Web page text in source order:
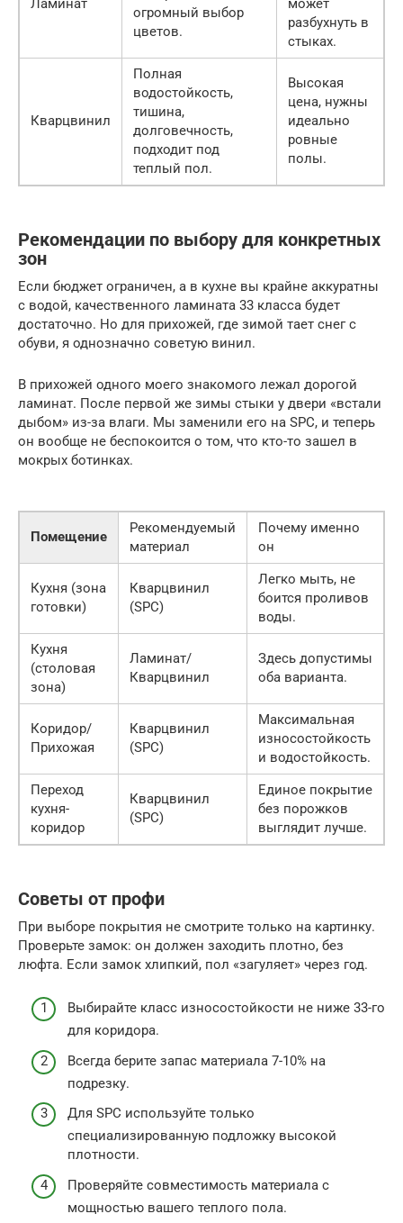
огромный выбор
цветов.
разбухнуть в
стыках.
Кварцвинил
Полная
водостойкость,
тишина,
долговечность,
подходит под
теплый пол.
Высокая
цена, нужны
идеально
ровные
полы.
Рекомендации по выбору для конкретных
зон
Если бюджет ограничен, а в кухне вы крайне аккуратны
с водой, качественного ламината 33 класса будет
достаточно. Но для прихожей, где зимой тает снег с
обуви, я однозначно советую винил.
В прихожей одного моего знакомого лежал дорогой
ламинат. После первой же зимы стыки у двери «встали
дыбом» из-за влаги. Мы заменили его на SPC, и теперь
он вообще не беспокоится о том, что кто-то зашел в
мокрых ботинках.
Помещение
Рекомендуемый
материал
Почему именно
он
Кухня (зона
готовки)
Кварцвинил
(SPC)
Легко мыть, не
боится проливов
воды.
Кухня
(столовая
зона)
Ламинат/
Кварцвинил
Здесь допустимы
оба варианта.
Коридор/
Прихожая
Кварцвинил
(SPC)
Максимальная
износостойкость
и водостойкость.
Переход
кухня-
коридор
Кварцвинил
(SPC)
Единое покрытие
без порожков
выглядит лучше.
Советы от профи
При выборе покрытия не смотрите только на картинку.
Проверьте замок: он должен заходить плотно, без
люфта. Если замок хлипкий, пол «загуляет» через год.
Выбирайте класс износостойкости не ниже 33-го
для коридора.
Всегда берите запас материала 7-10% на
подрезку.
Для SPC используйте только
специализированную подложку высокой
плотности.
Проверяйте совместимость материала с
мощностью вашего теплого пола.